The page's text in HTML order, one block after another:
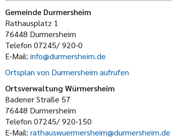
Gemeinde Durmersheim
Rathausplatz 1
76448 Durmersheim
Telefon 07245/ 920-0
E-Mail: info@durmersheim.de
Ortsplan von Durmersheim aufrufen
Ortsverwaltung Würmersheim
Badener Straße 57
76448 Durmersheim
Telefon 07245/ 920-150
E-Mail: rathauswuermersheim@durmersheim.de